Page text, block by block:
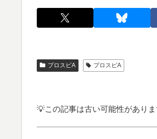
プロスピA プロスピA
💡この記事は古い可能性がありま